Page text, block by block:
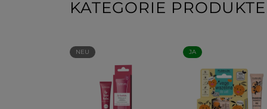
KATEGORIE PRODUKTE
NEU JA